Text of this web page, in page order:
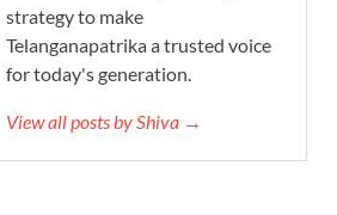
strategy to make
Telanganapatrika a trusted voice
for today's generation.
View all posts by Shiva →